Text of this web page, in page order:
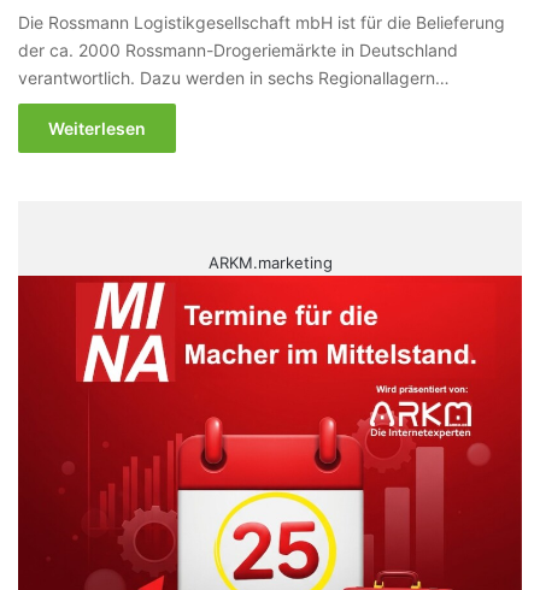
Die Rossmann Logistikgesellschaft mbH ist für die Belieferung
der ca. 2000 Rossmann-Drogeriemärkte in Deutschland
verantwortlich. Dazu werden in sechs Regionallagern…
Weiterlesen
ARKM.marketing